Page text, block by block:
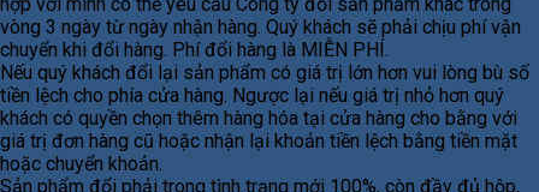
vòng 3 ngày từ ngày nhận hàng. Quý khách sẽ phải chịu phí vận
chuyển khi đổi hàng. Phí đổi hàng là MIỄN PHÍ.
Nếu quý khách đổi lại sản phẩm có giá trị lớn hơn vui lòng bù số
tiền lệch cho phía cửa hàng. Ngược lại nếu giá trị nhỏ hơn quý
khách có quyền chọn thêm hàng hóa tại cửa hàng cho bằng với
giá trị đơn hàng cũ hoặc nhận lại khoản tiền lệch bằng tiền mặt
hoặc chuyển khoản.
Sản phẩm đổi phải trong tình trạng mới 100%, còn đầy đủ hộp,